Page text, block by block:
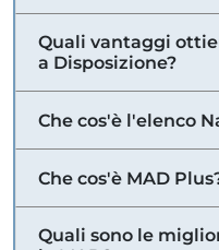
Quali vantaggi
a Disposizione?
Che cos'è l'elenco
Che cos'è MAD
Quali sono le